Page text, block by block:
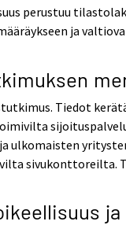
perustuu
ja
Tiedot
ulkomaisten
sivukonttoreilta.